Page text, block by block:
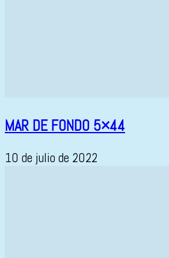
MAR DE FONDO 5×44
10 de julio de 2022